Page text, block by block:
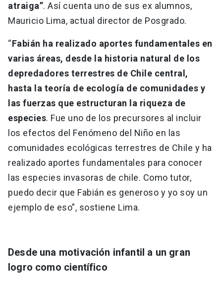
atraiga”. Así cuenta uno de sus ex alumnos,
Mauricio Lima, actual director de Posgrado.
“Fabián ha realizado aportes fundamentales en
varias áreas, desde la historia natural de los
depredadores terrestres de Chile central,
hasta la teoría de ecología de comunidades y
las fuerzas que estructuran la riqueza de
especies. Fue uno de los precursores al incluir
los efectos del Fenómeno del Niño en las
comunidades ecológicas terrestres de Chile y ha
realizado aportes fundamentales para conocer
las especies invasoras de chile. Como tutor,
puedo decir que Fabián es generoso y yo soy un
ejemplo de eso”, sostiene Lima.
Desde una motivación infantil a un gran
logro como científico